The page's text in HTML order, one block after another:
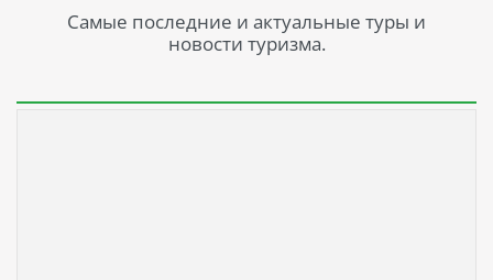
Самые последние и актуальные туры и
новости туризма.